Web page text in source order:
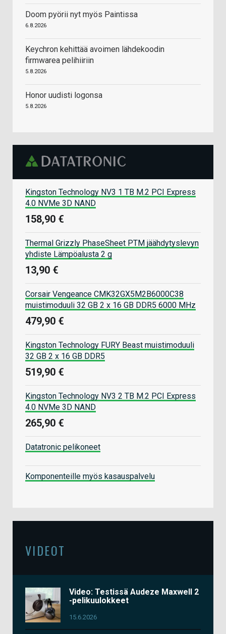
Doom pyörii nyt myös Paintissa
6.8.2026
Keychron kehittää avoimen lähdekoodin
firmwarea pelihiiriin
5.8.2026
Honor uudisti logonsa
5.8.2026
Kingston Technology NV3 1 TB M.2 PCI Express
4.0 NVMe 3D NAND
158,90 €
Thermal Grizzly PhaseSheet PTM jäähdytyslevyn
yhdiste Lämpöalusta 2 g
13,90 €
Corsair Vengeance CMK32GX5M2B6000C38
muistimoduuli 32 GB 2 x 16 GB DDR5 6000 MHz
479,90 €
Kingston Technology FURY Beast muistimoduuli
32 GB 2 x 16 GB DDR5
519,90 €
Kingston Technology NV3 2 TB M.2 PCI Express
4.0 NVMe 3D NAND
265,90 €
Datatronic pelikoneet
Komponenteille myös kasauspalvelu
VIDEOT
Video: Testissä Audeze Maxwell 2
-pelikuulokkeet
15.6.2026